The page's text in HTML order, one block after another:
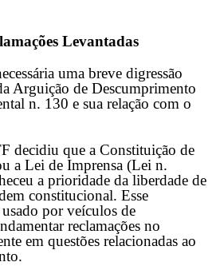
Levantadas
uma breve digressão
Arguição de Descumprimento
n. 130 e sua relação com o
decidiu que a Constituição de
a Lei de Imprensa (Lei n.
a prioridade da liberdade de
constitucional. Esse
por veículos de
reclamações no
em questões relacionadas ao